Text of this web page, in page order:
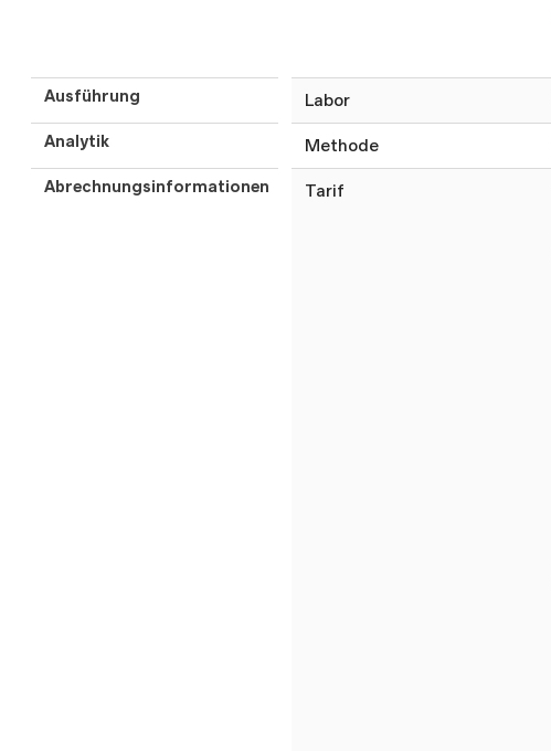
Ausführung Labor
Analytik Methode
Abrechnungsinformationen Tarif